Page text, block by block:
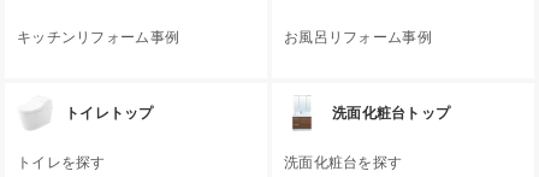
キッチンリフォーム事例 お風呂リフォーム事例
トイレトップ
トイレを探す
洗面化粧台トップ
洗面化粧台を探す